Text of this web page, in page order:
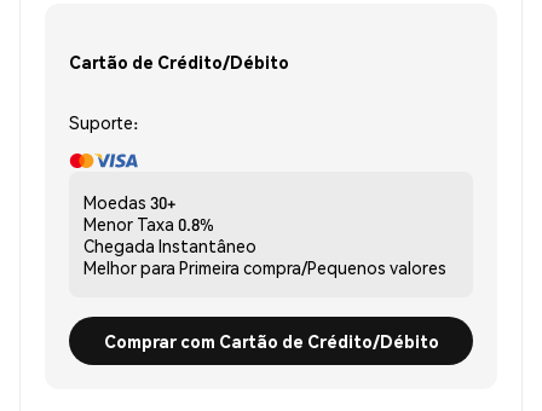
Cartão de Crédito/Débito
Suporte:
Moedas 30+
Menor Taxa 0.8%
Chegada Instantâneo
Melhor para Primeira compra/Pequenos valores
Comprar com Cartão de Crédito/Débito